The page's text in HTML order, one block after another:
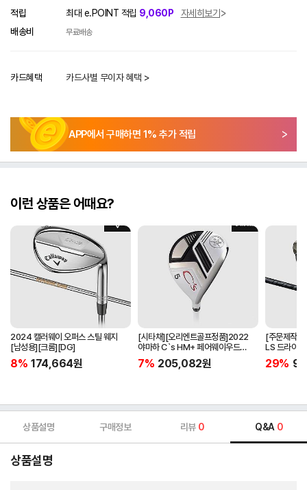
적립 최대 e.POINT 적립 9,060P
자세히보기
배송비
무료배송
카드혜택 카드사별 무이자 혜택 >
APP에서 구매하면 1% 추가 적립
이런 상품은 어때요?
2024 캘러웨이 오퍼스 스틸 웨지
[남성용][크롬][DG]
8% 174,664원
[시타채][오리엔트골프정품]2022
야마하 C`s HM+ 페어웨이우드
[여성용][화이트][C`s HM+
ORIGINAL]
7% 205,082원
[주문제작
LS 드라이
BLACK]
29%
상품설명 구매정보 리뷰 0 Q&A 0
상품설명